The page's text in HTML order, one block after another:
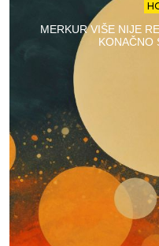
MERKUR VIŠE NIJE
KONAČNO